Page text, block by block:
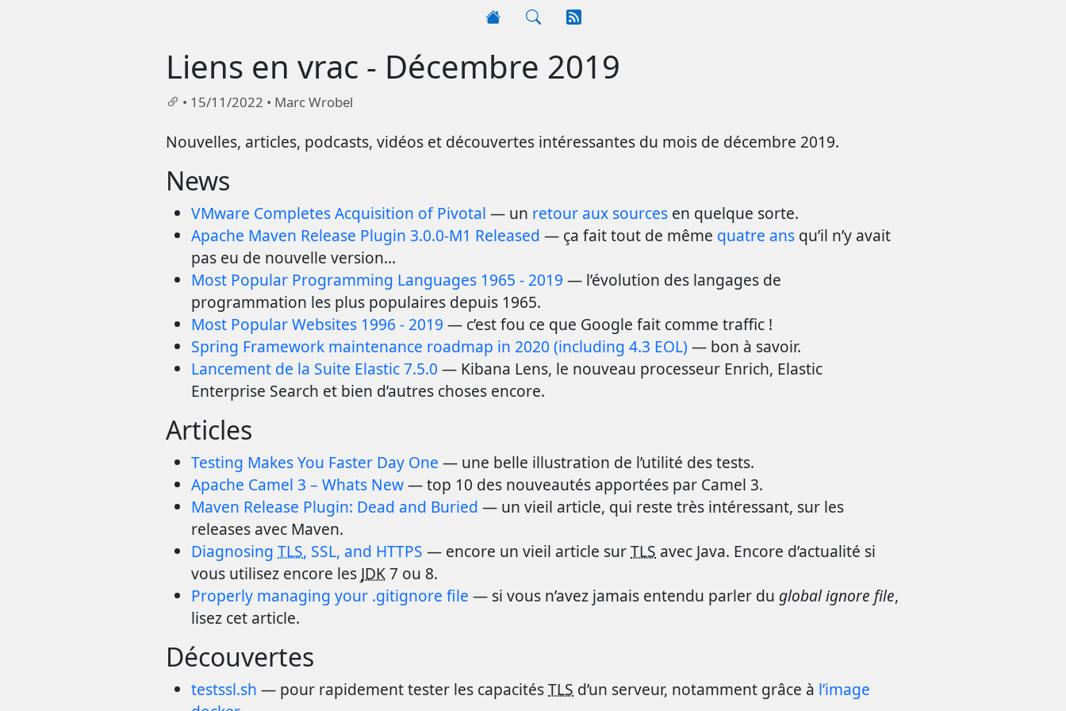
Liens en vrac - Décembre 2019
• 15/11/2022 • Marc Wrobel
Nouvelles, articles, podcasts, vidéos et découvertes intéressantes du mois de décembre 2019.
News
VMware Completes Acquisition of Pivotal — un retour aux sources en quelque sorte.
Apache Maven Release Plugin 3.0.0-M1 Released — ça fait tout de même quatre ans qu’il n’y avait
pas eu de nouvelle version…
Most Popular Programming Languages 1965 - 2019 — l’évolution des langages de
programmation les plus populaires depuis 1965.
Most Popular Websites 1996 - 2019 — c’est fou ce que Google fait comme traffic !
Spring Framework maintenance roadmap in 2020 (including 4.3 EOL) — bon à savoir.
Lancement de la Suite Elastic 7.5.0 — Kibana Lens, le nouveau processeur Enrich, Elastic
Enterprise Search et bien d’autres choses encore.
Articles
Testing Makes You Faster Day One — une belle illustration de l’utilité des tests.
Apache Camel 3 – Whats New— top 10 des nouveautés apportées par Camel 3.
Maven Release Plugin: Dead and Buried — un vieil article, qui reste très intéressant, sur les
releases avec Maven.
Diagnosing TLS, SSL, and HTTPS — encore un vieil article surTLS avec Java. Encore d’actualité si
vous utilisez encore les JDK7 ou 8.
Properly managing your .gitignore file — si vous n’avez jamais entendu parler du global ignore file,
lisez cet article.
Découvertes
testssl.sh — pour rapidement tester les capacitésTLS d’un serveur, notamment grâce à l’image